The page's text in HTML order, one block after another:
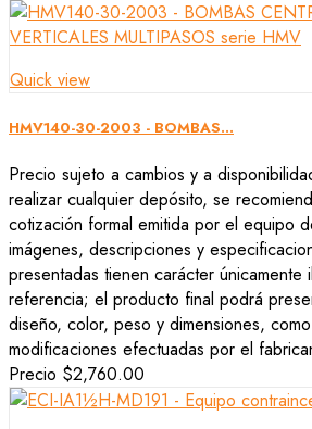
Quick view
HMV140-30-2003 - BOMBAS...
Precio sujeto a cambios y a
realizar cualquier depósito, se
cotización formal emitida por el equipo
imágenes, descripciones y
presentadas tienen carácter únicamente
referencia; el producto final podrá
diseño, color, peso y dimensiones,
modificaciones efectuadas por el
Precio $2,760.00